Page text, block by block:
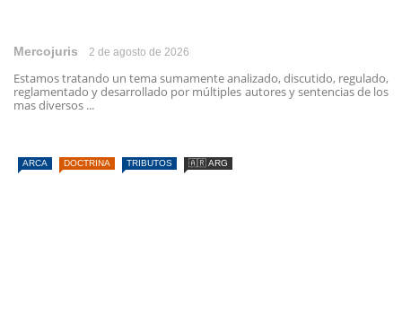
Mercojuris 2 de agosto de 2026
Estamos tratando un tema sumamente analizado, discutido, regulado,
reglamentado y desarrollado por múltiples autores y sentencias de los
mas diversos ...
ARCA DOCTRINA TRIBUTOS 🇦🇷 ARG